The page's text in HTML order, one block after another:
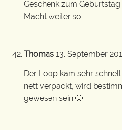
Geschenk zum
Macht weiter so .
Thomas 13. September
Der Loop kam sehr
nett verpackt, wird
gewesen sein 🙂